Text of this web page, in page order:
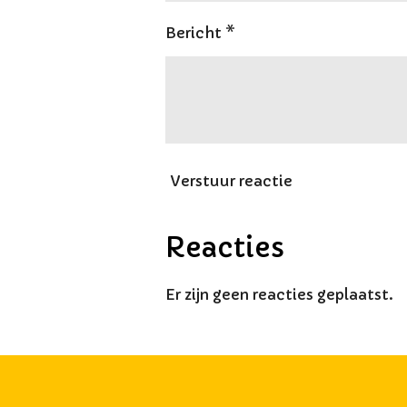
Bericht *
Verstuur reactie
Reacties
Er zijn geen reacties geplaatst.